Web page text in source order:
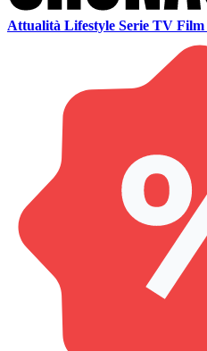
Attualità Lifestyle Serie TV Film